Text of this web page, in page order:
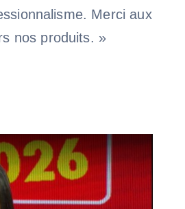
Merci aux
nos produits. »